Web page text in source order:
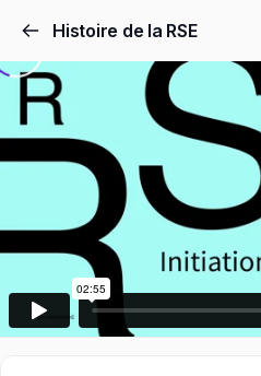
Histoire de la RSE